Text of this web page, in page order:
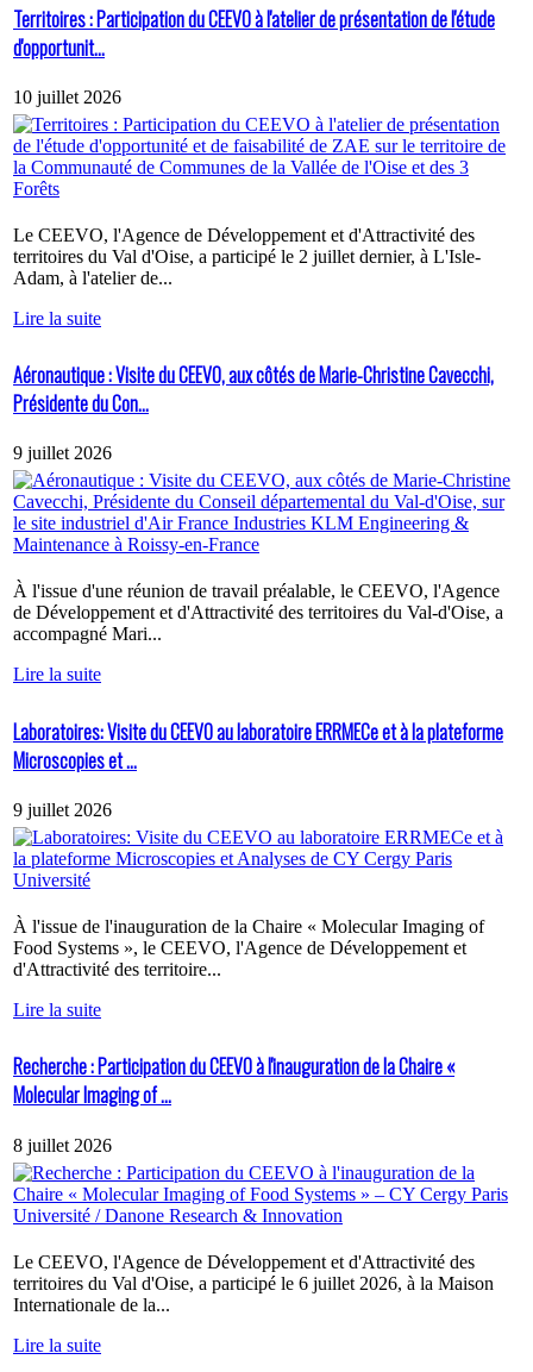
Territoires : Participation du CEEVO à l'atelier de présentation de l'étude
d'opportunit...
10 juillet 2026
Le CEEVO, l'Agence de Développement et d'Attractivité des
territoires du Val d'Oise, a participé le 2 juillet dernier, à L'Isle-
Adam, à l'atelier de...
Lire la suite
Aéronautique : Visite du CEEVO, aux côtés de Marie-Christine Cavecchi,
Présidente du Con...
9 juillet 2026
À l'issue d'une réunion de travail préalable, le CEEVO, l'Agence
de Développement et d'Attractivité des territoires du Val-d'Oise, a
accompagné Mari...
Lire la suite
Laboratoires: Visite du CEEVO au laboratoire ERRMECe et à la plateforme
Microscopies et ...
9 juillet 2026
À l'issue de l'inauguration de la Chaire « Molecular Imaging of
Food Systems », le CEEVO, l'Agence de Développement et
d'Attractivité des territoire...
Lire la suite
Recherche : Participation du CEEVO à l'inauguration de la Chaire «
Molecular Imaging of ...
8 juillet 2026
Le CEEVO, l'Agence de Développement et d'Attractivité des
territoires du Val d'Oise, a participé le 6 juillet 2026, à la Maison
Internationale de la...
Lire la suite